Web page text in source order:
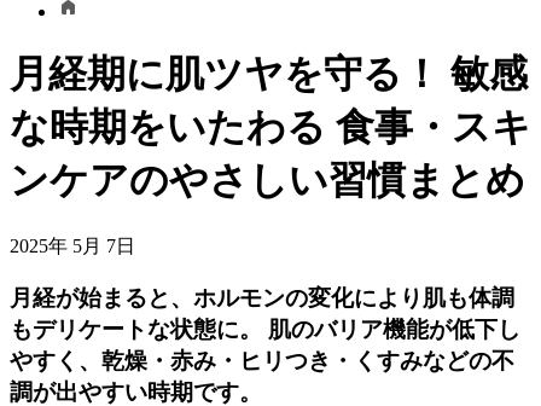
月経期に肌ツヤを守る！ 敏感
な時期をいたわる 食事・スキ
ンケアのやさしい習慣まとめ
2025年 5月 7日
月経が始まると、ホルモンの変化により肌も体調
もデリケートな状態に。 肌のバリア機能が低下し
やすく、乾燥・赤み・ヒリつき・くすみなどの不
調が出やすい時期です。